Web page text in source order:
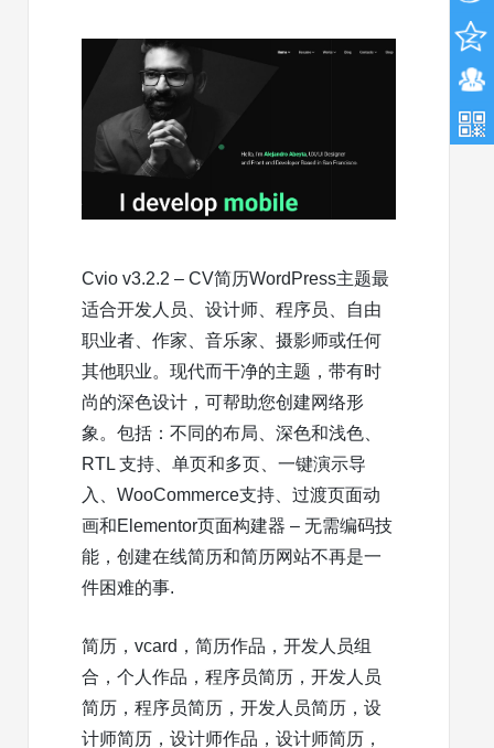
Cvio v3.2.2 – CV简历WordPress主题最
适合开发人员、设计师、程序员、自由
职业者、作家、音乐家、摄影师或任何
其他职业。现代而干净的主题，带有时
尚的深色设计，可帮助您创建网络形
象。包括：不同的布局、深色和浅色、
RTL 支持、单页和多页、一键演示导
入、WooCommerce支持、过渡页面动
画和Elementor页面构建器 – 无需编码技
能，创建在线简历和简历网站不再是一
件困难的事.
简历，vcard，简历作品，开发人员组
合，个人作品，程序员简历，开发人员
简历，程序员简历，开发人员简历，设
计师简历，设计师作品，设计师简历，